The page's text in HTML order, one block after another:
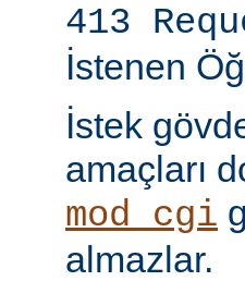
413
İstenen
İstek
amaçları
mod_cgi
almazlar.